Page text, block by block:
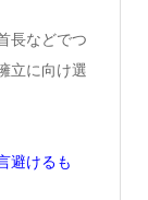
長などでつ
立に向け選
避けるも